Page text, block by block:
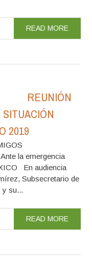
READ MORE
REUNIÓN
2019
la emergencia
En audiencia
Subsecretario de
y su...
READ MORE